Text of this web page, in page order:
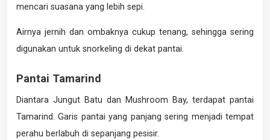
mencari suasana yang lebih sepi.
Airnya jernih dan ombaknya cukup tenang, sehingga sering
digunakan untuk snorkeling di dekat pantai.
Pantai Tamarind
Diantara Jungut Batu dan Mushroom Bay, terdapat pantai
Tamarind. Garis pantai yang panjang sering menjadi tempat
perahu berlabuh di sepanjang pesisir.